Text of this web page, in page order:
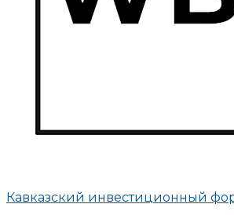
Кавказский инвестиционный